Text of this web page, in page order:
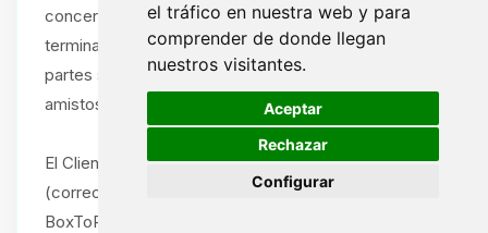
el tráfico en nuestra web y para
comprender de donde llegan
nuestros visitantes.
Aceptar
Rechazar
Configurar
concerniente a la interpretación, ejecución o
terminación de estos Términos y Condiciones, las
partes se comprometen a intentar resolver la disputa
amistosamente antes de cualquier acción legal.
El Cliente debe notificar la disputa por escrito
(correo electrónico o carta certificada) al soporte de
BoxToPlay.com, describiendo la naturaleza del
🍪